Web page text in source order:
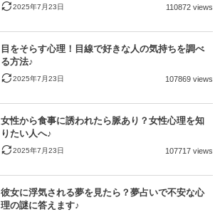
2025年7月23日 110872 views
目をそらす心理！目線で好きな人の気持ちを調べ
る方法♪
2025年7月23日 107869 views
女性から食事に誘われたら脈あり？女性心理を知
りたい人へ♪
2025年7月23日 107717 views
彼女に浮気される夢を見たら？夢占いで不安な心
理の謎に答えます♪